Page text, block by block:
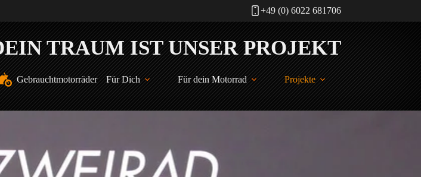
+49 (0) 6022 681706
Gebrauchtmotorräder Für Dich Für dein Motorrad Projekte